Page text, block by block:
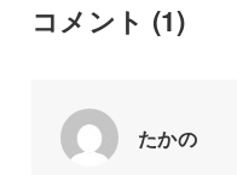
コメント (1)
たかの